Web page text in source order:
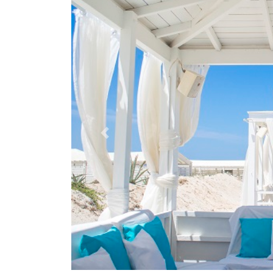
Previous